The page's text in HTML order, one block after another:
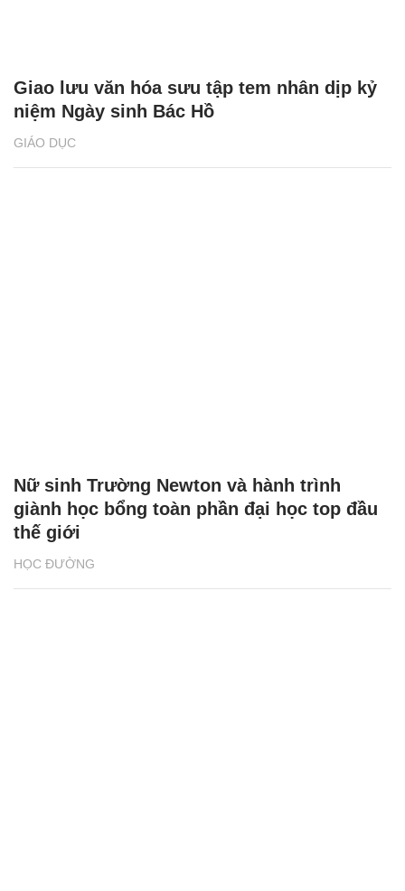
GIÁO DỤC
Giao lưu văn hóa sưu tập tem nhân dịp kỷ
niệm Ngày sinh Bác Hồ
HỌC ĐƯỜNG
Nữ sinh Trường Newton và hành trình
giành học bổng toàn phần đại học top đầu
thế giới